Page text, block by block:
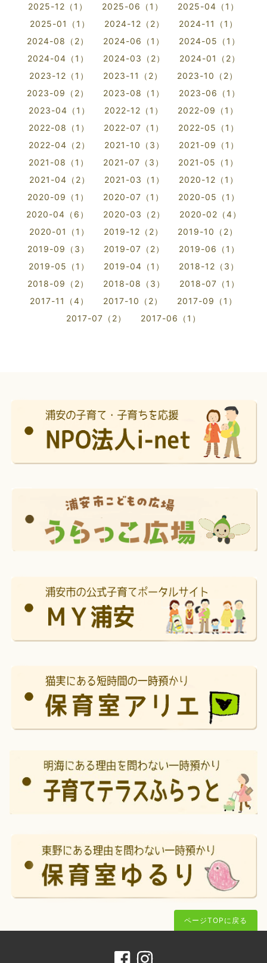
2025-12（1）
2025-06（1）
2025-04（1）
2025-01（1）
2024-12（2）
2024-11（1）
2024-08（2）
2024-06（1）
2024-05（1）
2024-04（1）
2024-03（2）
2024-01（2）
2023-12（1）
2023-11（2）
2023-10（2）
2023-09（2）
2023-08（1）
2023-06（1）
2023-04（1）
2022-12（1）
2022-09（1）
2022-08（1）
2022-07（1）
2022-05（1）
2022-04（2）
2021-10（3）
2021-09（1）
2021-08（1）
2021-07（3）
2021-05（1）
2021-04（2）
2021-03（1）
2020-12（1）
2020-09（1）
2020-07（1）
2020-05（1）
2020-04（6）
2020-03（2）
2020-02（4）
2020-01（1）
2019-12（2）
2019-10（2）
2019-09（3）
2019-07（2）
2019-06（1）
2019-05（1）
2019-04（1）
2018-12（3）
2018-09（2）
2018-08（3）
2018-07（1）
2017-11（4）
2017-10（2）
2017-09（1）
2017-07（2）
2017-06（1）
ページTOPに戻る